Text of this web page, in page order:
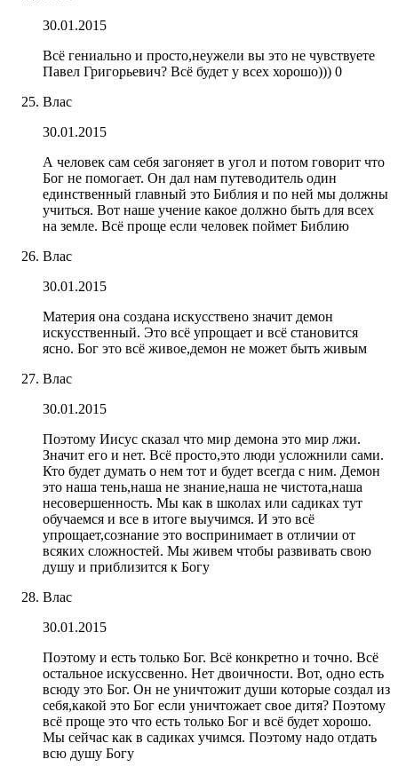
30.01.2015
Всё гениально и просто,неужели вы это не чувствуете
Павел Григорьевич? Всё будет у всех хорошо))) 0
Влас
30.01.2015
А человек сам себя загоняет в угол и потом говорит что
Бог не помогает. Он дал нам путеводитель один
единственный главный это Библия и по ней мы должны
учиться. Вот наше учение какое должно быть для всех
на земле. Всё проще если человек поймет Библию
Влас
30.01.2015
Материя она создана искусствено значит демон
искусственный. Это всё упрощает и всё становится
ясно. Бог это всё живое,демон не может быть живым
Влас
30.01.2015
Поэтому Иисус сказал что мир демона это мир лжи.
Значит его и нет. Всё просто,это люди усложнили сами.
Кто будет думать о нем тот и будет всегда с ним. Демон
это наша тень,наша не знание,наша не чистота,наша
несовершенность. Мы как в школах или садиках тут
обучаемся и все в итоге выучимся. И это всё
упрощает,сознание это воспринимает в отличии от
всяких сложностей. Мы живем чтобы развивать свою
душу и приблизится к Богу
Влас
30.01.2015
Поэтому и есть только Бог. Всё конкретно и точно. Всё
остальное искуссвенно. Нет двоичности. Вот, одно есть
всюду это Бог. Он не уничтожит души которые создал из
себя,какой это Бог если уничтожает свое дитя? Поэтому
всё проще это что есть только Бог и всё будет хорошо.
Мы сейчас как в садиках учимся. Поэтому надо отдать
всю душу Богу